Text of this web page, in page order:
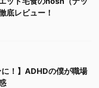
底レビュー！
に！】ADHDの僕が職場